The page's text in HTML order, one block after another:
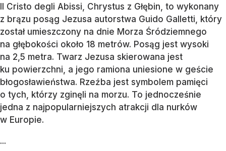
Il Cristo degli Abissi, Chrystus z Głębin, to wykonany
z brązu posąg Jezusa autorstwa Guido Galletti, który
został umieszczony na dnie Morza Śródziemnego
na głębokości około 18 metrów. Posąg jest wysoki
na 2,5 metra. Twarz Jezusa skierowana jest
ku powierzchni, a jego ramiona uniesione w geście
błogosławieństwa. Rzeźba jest symbolem pamięci
o tych, którzy zginęli na morzu. To jednocześnie
jedna z najpopularniejszych atrakcji dla nurków
w Europie.
...